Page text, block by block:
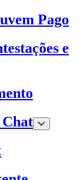
Pago
e
Chat